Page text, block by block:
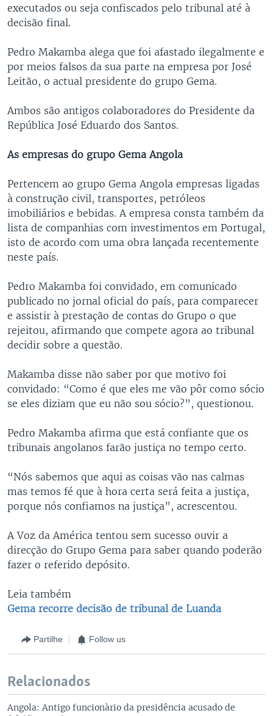
executados ou seja confiscados pelo tribunal até à
decisão final.
Pedro Makamba alega que foi afastado ilegalmente e
por meios falsos da sua parte na empresa por José
Leitão, o actual presidente do grupo Gema.
Ambos são antigos colaboradores do Presidente da
República José Eduardo dos Santos.
As empresas do grupo Gema Angola
Pertencem ao grupo Gema Angola empresas ligadas
à construção civil, transportes, petróleos
imobiliários e bebidas. A empresa consta também da
lista de companhias com investimentos em Portugal,
isto de acordo com uma obra lançada recentemente
neste país.
Pedro Makamba foi convidado, em comunicado
publicado no jornal oficial do país, para comparecer
e assistir à prestação de contas do Grupo o que
rejeitou, afirmando que compete agora ao tribunal
decidir sobre a questão.
Makamba disse não saber por que motivo foi
convidado: “Como é que eles me vão pôr como sócio
se eles diziam que eu não sou sócio?”, questionou.
Pedro Makamba afirma que está confiante que os
tribunais angolanos farão justiça no tempo certo.
“Nós sabemos que aqui as coisas vão nas calmas
mas temos fé que à hora certa será feita a justiça,
porque nós confiamos na justiça”, acrescentou.
A Voz da América tentou sem sucesso ouvir a
direcção do Grupo Gema para saber quando poderão
fazer o referido depósito.
Leia também
Gema recorre decisão de tribunal de Luanda
Partilhe Follow us
Relacionados
Angola: Antigo funcionàrio da presidência acusado de